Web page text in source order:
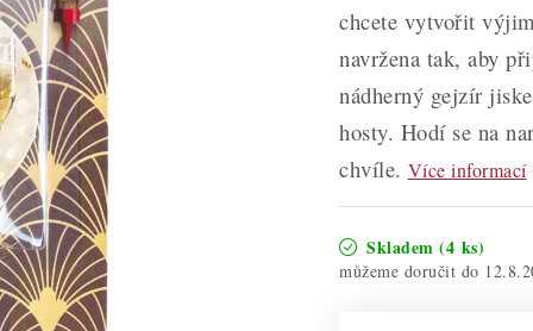
chcete vytvořit
navržena tak, aby
nádherný gejzír
hosty. Hodí se na
chvíle. Více informací
Skladem (4 ks)